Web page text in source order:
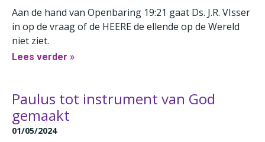
Aan de hand van Openbaring 19:21 gaat Ds. J.R. VIsser
in op de vraag of de HEERE de ellende op de Wereld
niet ziet.
Lees verder »
Paulus tot instrument van God
gemaakt
01/05/2024